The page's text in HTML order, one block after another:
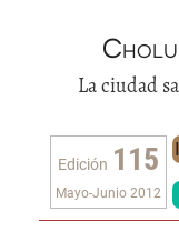
La ciudad
Edición 115
Mayo-Junio 2012